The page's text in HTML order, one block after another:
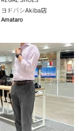
ヨドバシAkiba店
Amataro